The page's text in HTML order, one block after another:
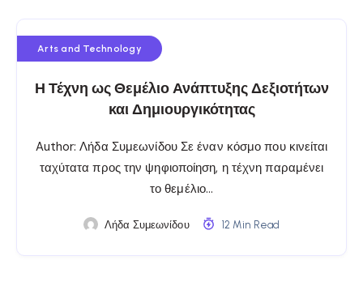
Arts and Technology
Η Τέχνη ως Θεμέλιο Ανάπτυξης Δεξιοτήτων
και Δημιουργικότητας
Author: Λήδα Συμεωνίδου Σε έναν κόσμο που κινείται
ταχύτατα προς την ψηφιοποίηση, η τέχνη παραμένει
το θεμέλιο…
Λήδα Συμεωνίδου 12 Min Read